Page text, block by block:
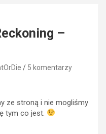
–
5 komentarzy
ze stroną i nie mogliśmy
tym co jest.